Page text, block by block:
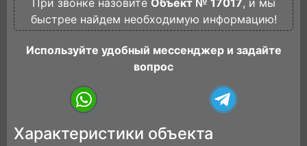
При звонке назовите Объект № 17017, и мы
быстрее найдем необходимую информацию!
Используйте удобный мессенджер и задайте
вопрос
Характеристики объекта